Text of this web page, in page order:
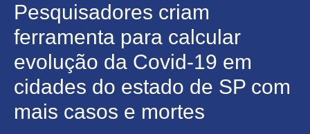
Pesquisadores criam
ferramenta para calcular
evolução da Covid-19 em
cidades do estado de SP com
mais casos e mortes